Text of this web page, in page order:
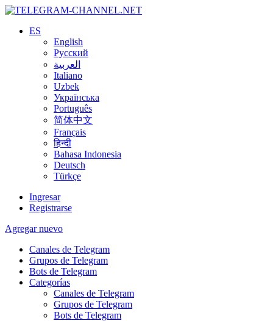
ES
English
Русский
العربية
Italiano
Uzbek
Українська
Português
简体中文
Français
हिन्दी
Bahasa Indonesia
Deutsch
Türkçe
Ingresar
Registrarse
Agregar nuevo
Canales de Telegram
Grupos de Telegram
Bots de Telegram
Categorías
Canales de Telegram
Grupos de Telegram
Bots de Telegram